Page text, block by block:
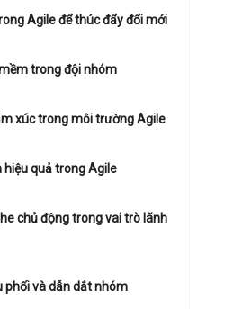
Agile để thúc đẩy đổi mới
trong đội nhóm
xúc trong môi trường Agile
hiệu quả trong Agile
chủ động trong vai trò lãnh
phối và dẫn dắt nhóm